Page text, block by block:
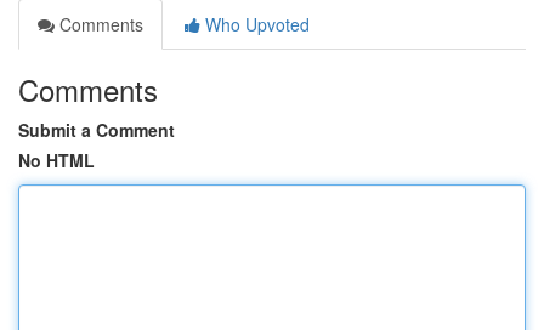
Comments
Who Upvoted
Comments
Submit a Comment
No HTML